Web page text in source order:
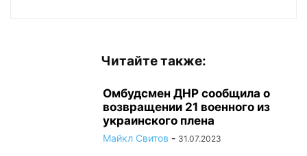
Читайте также:
Омбудсмен ДНР сообщила о
возвращении 21 военного из
украинского плена
Майкл Свитов - 31.07.2023